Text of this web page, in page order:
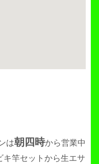
は朝四時から営業中
キ竿セットから生エサ